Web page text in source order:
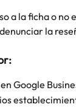
a la ficha o no
la
Google